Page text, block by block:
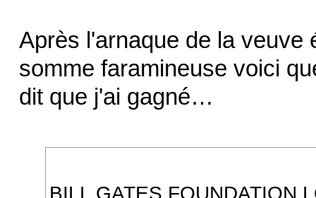
Après l'arnaque de la veuve
somme faramineuse voici
dit que j'ai gagné…
BILL GATES FOUNDATION